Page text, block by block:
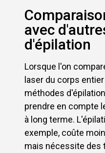
avec
d'épilation
Lorsque l'on
laser du corps
méthodes
prendre en compte
à long terme.
exemple, coûte
mais nécessite des